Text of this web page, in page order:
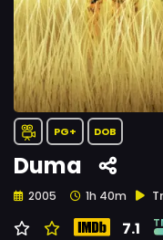
PG+ DOB
Duma
2005 1h 40m
7.1